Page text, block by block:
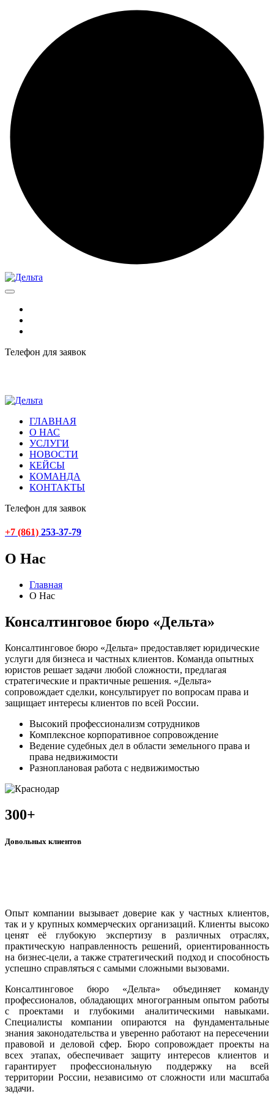
Телефон для заявок
ГЛАВНАЯ
О НАС
УСЛУГИ
НОВОСТИ
КЕЙСЫ
КОМАНДА
КОНТАКТЫ
Телефон для заявок
+7 (861) 253-37-79
O Нас
Главная
O Нас
Консалтинговое бюро «Дельта»
Консалтинговое бюро «Дельта» предоставляет юридические
услуги для бизнеса и частных клиентов. Команда опытных
юристов решает задачи любой сложности, предлагая
стратегические и практичные решения. «Дельта»
сопровождает сделки, консультирует по вопросам права и
защищает интересы клиентов по всей России.
Высокий профессионализм сотрудников
Комплексное корпоративное сопровождение
Ведение судебных дел в области земельного права и
права недвижимости
Разноплановая работа с недвижимостью
300+
Довольных клиентов
Опыт компании вызывает доверие как у частных клиентов,
так и у крупных коммерческих организаций. Клиенты высоко
ценят её глубокую экспертизу в различных отраслях,
практическую направленность решений, ориентированность
на бизнес-цели, а также стратегический подход и способность
успешно справляться с самыми сложными вызовами.
Консалтинговое бюро «Дельта» объединяет команду
профессионалов, обладающих многогранным опытом работы
с проектами и глубокими аналитическими навыками.
Специалисты компании опираются на фундаментальные
знания законодательства и уверенно работают на пересечении
правовой и деловой сфер. Бюро сопровождает проекты на
всех этапах, обеспечивает защиту интересов клиентов и
гарантирует профессиональную поддержку на всей
территории России, независимо от сложности или масштаба
задачи.